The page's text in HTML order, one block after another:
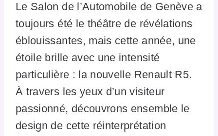
Le Salon de l’Automobile de Genève a
toujours été le théâtre de révélations
éblouissantes, mais cette année, une
étoile brille avec une intensité
particulière : la nouvelle Renault R5.
À travers les yeux d’un visiteur
passionné, découvrons ensemble le
design de cette réinterprétation